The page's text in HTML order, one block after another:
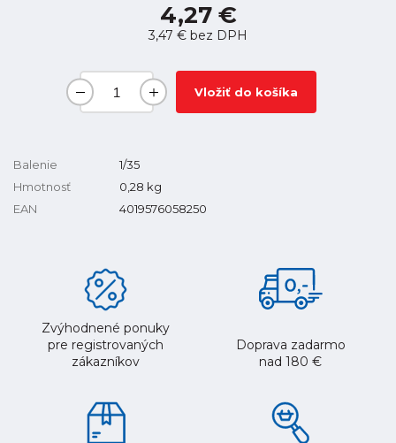
4,27 €
3,47 € bez DPH
Vložiť do košíka
Balenie
1/35
Hmotnosť
0,28 kg
EAN
4019576058250
Zvýhodnené ponuky
pre registrovaných
zákazníkov
Doprava zadarmo
nad 180 €